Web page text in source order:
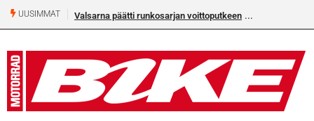
UUSIMMAT Valsarna päätti runkosarjan voittoputkeen